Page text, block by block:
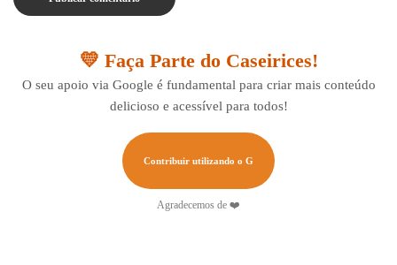
💛 Faça Parte do Caseirices!
O seu apoio via Google é fundamental para criar mais conteúdo
delicioso e acessível para todos!
Contribuir utilizando o G
Agradecemos de ❤️